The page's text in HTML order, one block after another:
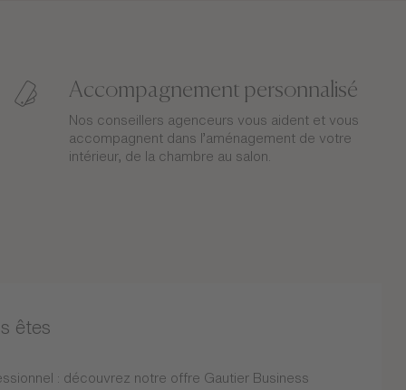
Accompagnement personnalisé
Nos conseillers agenceurs vous aident et vous
accompagnent dans l’aménagement de votre
intérieur, de la chambre au salon.
êtes
: découvrez notre offre Gautier Business